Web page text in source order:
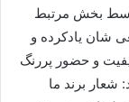
بخش مرتبط
شان یادکرده و
و حضور پررنگ
شعار برند ما